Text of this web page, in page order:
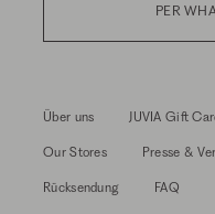
PER
Über uns JUVIA Gift
Our Stores Presse &
Rücksendung FAQ